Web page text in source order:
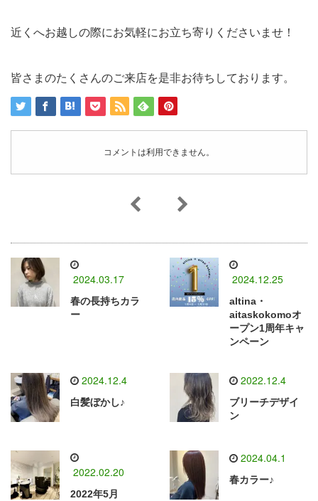
近くへお越しの際にお気軽にお立ち寄りくださいませ！
皆さまのたくさんのご来店を是非お待ちしております。
コメントは利用できません。
2024.03.17
春の長持ちカラ
ー
2024.12.25
altina・
aitaskokomoオ
ープン1周年キャ
ンペーン
2024.12.4
白髪ぼかし♪
2022.12.4
ブリーチデザイ
ン
2022.02.20
2022年5月
2024.04.1
春カラー♪